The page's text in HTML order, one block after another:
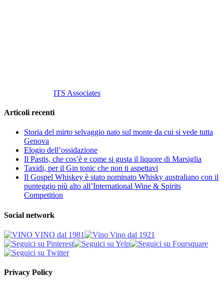
ITS Associates
Articoli recenti
Storia del mirto selvaggio nato sul monte da cui si vede tutta
Genova
Elogio dell’ossidazione
Il Pastis, che cos’è e come si gusta il liquore di Marsiglia
Taxidi, per il Gin tonic che non ti aspettavi
Il Gospel Whiskey è stato nominato Whisky australiano con il
punteggio più alto all’International Wine & Spirits
Competition
Social network
Privacy Policy